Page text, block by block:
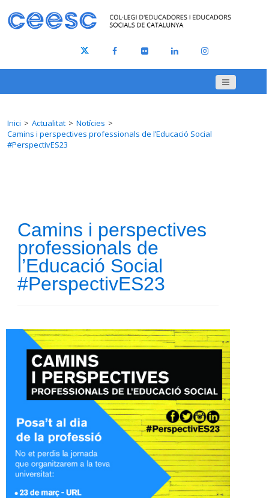
Inici Actualitat
Notícies
Camins i perspectives professionals de l’Educació Social
#PerspectivES23
Camins i perspectives
professionals de
l’Educació Social
#PerspectivES23